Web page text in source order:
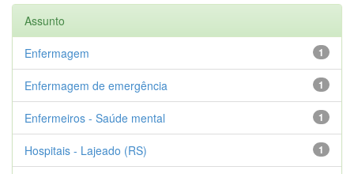
Assunto
1
Enfermagem
1
Enfermagem de emergência
1
Enfermeiros - Saúde mental
1
Hospitais - Lajeado (RS)